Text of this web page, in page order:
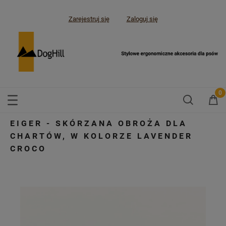
Zarejestruj się Zaloguj się
EIGER - SKÓRZANA OBROŻA DLA
CHARTÓW, W KOLORZE LAVENDER
CROCO